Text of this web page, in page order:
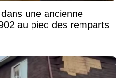
une ancienne
au pied des remparts